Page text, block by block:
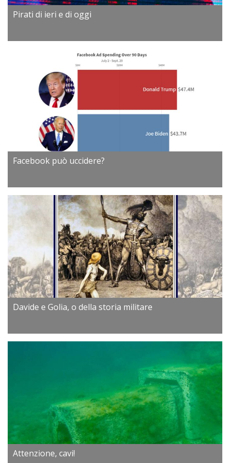
Pirati di ieri e di oggi
Facebook può uccidere?
Davide e Golia, o della storia militare
Attenzione, cavi!